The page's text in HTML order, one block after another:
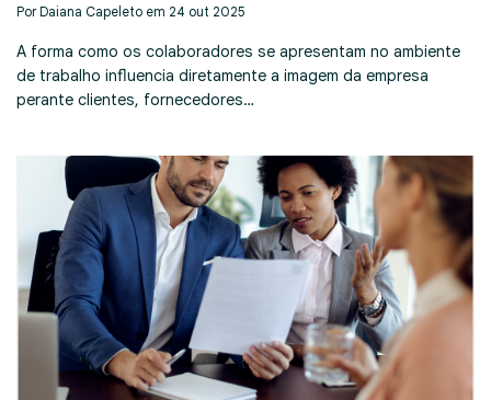
Por Daiana Capeleto em 24 out 2025
A forma como os colaboradores se apresentam no ambiente
de trabalho influencia diretamente a imagem da empresa
perante clientes, fornecedores…